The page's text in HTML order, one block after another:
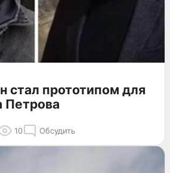
стал прототипом для
Петрова
10 Обсудить